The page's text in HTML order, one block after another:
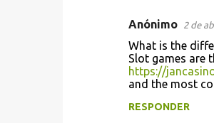
Anónimo 2 de
What is the
Slot games are
https://
and the most
RESPONDER